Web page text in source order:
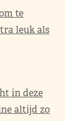
te
leuk als
in deze
altijd zo